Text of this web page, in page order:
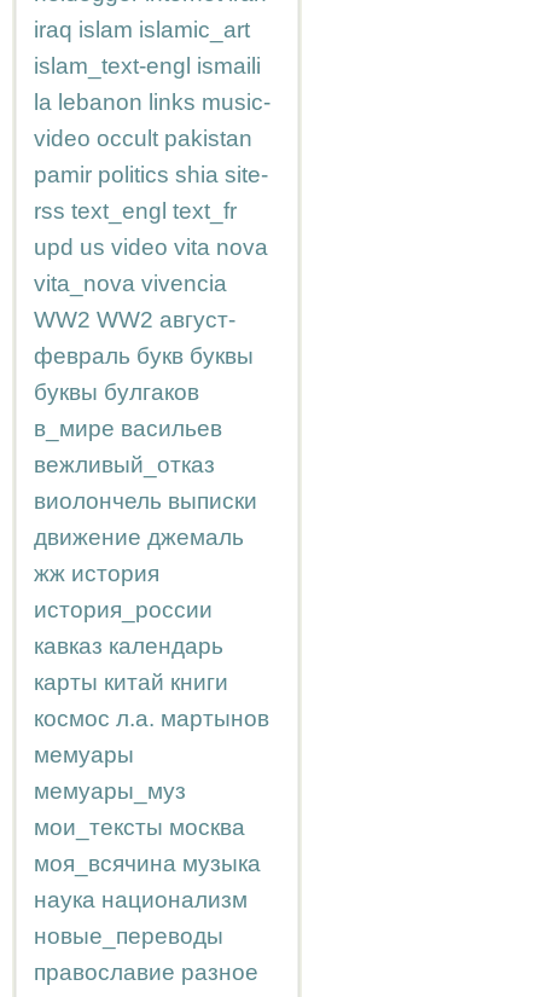
iraq islam islamic_art
islam_text-engl ismaili
la lebanon links music-
video occult pakistan
pamir politics shia site-
rss text_engl text_fr
upd us video vita nova
vita_nova vivencia
WW2 WW2 август-
февраль букв буквы
буквы булгаков
в_мире васильев
вежливый_отказ
виолончель выписки
движение джемаль
жж история
история_россии
кавказ календарь
карты китай книги
космос л.а. мартынов
мемуары
мемуары_муз
мои_тексты москва
моя_всячина музыка
наука национализм
новые_переводы
православие разное